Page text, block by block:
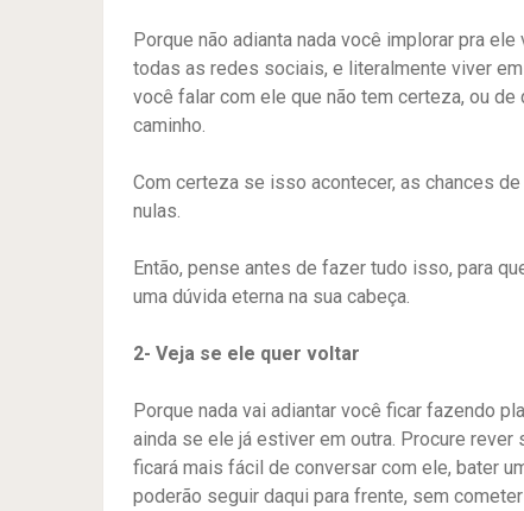
Porque não adianta nada você implorar pra
todas as redes sociais, e literalmente viver
você falar com ele que não tem certeza, ou
caminho.
Com certeza se isso acontecer, as chances
nulas.
Então, pense antes de fazer tudo isso, para
uma dúvida eterna na sua cabeça.
2- Veja se ele quer voltar
Porque nada vai adiantar você ficar fazendo
ainda se ele já estiver em outra. Procure
ficará mais fácil de conversar com ele, bater
poderão seguir daqui para frente, sem